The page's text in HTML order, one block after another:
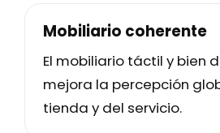
Mobiliario coherente
El mobiliario táctil y bien
mejora la percepción
tienda y del servicio.